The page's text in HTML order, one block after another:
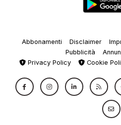
Abbonamenti Disclaimer
Pubblicità
Privacy Policy
Cookie